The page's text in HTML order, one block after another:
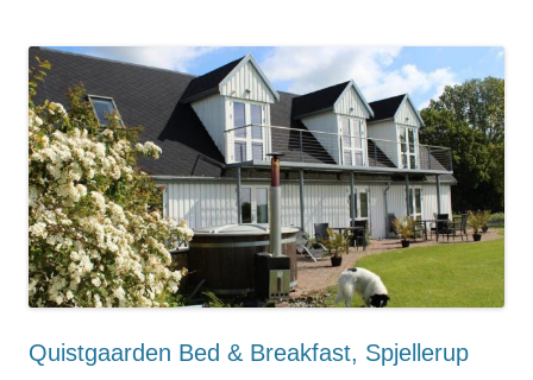
Quistgaarden Bed & Breakfast, Spjellerup